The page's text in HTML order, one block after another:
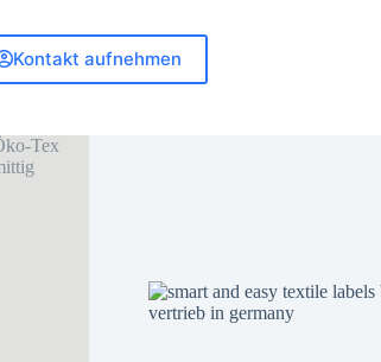
Kontakt aufnehmen